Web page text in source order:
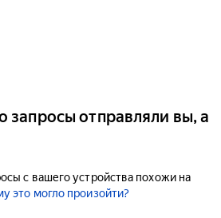
запросы отправляли вы, а
с вашего устройства похожи на
это могло произойти?